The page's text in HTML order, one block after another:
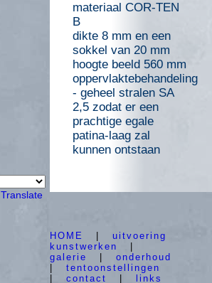
Translate
materiaal COR-TEN
B
dikte 8 mm en een
sokkel van 20 mm
hoogte beeld 560 mm
oppervlaktebehandeling
- geheel stralen SA
2,5 zodat er een
prachtige egale
patina-laag zal
kunnen ontstaan
HOME
uitvoering
kunstwerken
galerie
onderhoud
tentoonstellingen
contact links